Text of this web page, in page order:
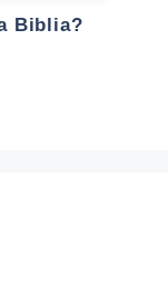
Biblia?